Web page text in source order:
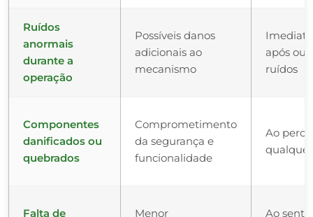
Ruídos
anormais
durante a
operação
Possíveis danos
adicionais ao
mecanismo
após
ruídos
Componentes
danificados ou
quebrados
Comprometimento
da segurança e
funcionalidade
Ao
Falta de
Menor
Ao